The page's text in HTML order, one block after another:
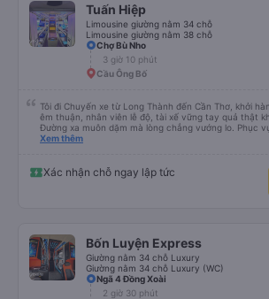
Tuấn Hiệp
Limousine giường nằm 34 chỗ
Limousine giường nằm 38 chỗ
Chợ Bù Nho
3 giờ 10 phút
Cầu Ông Bố
Tôi đi Chuyến xe từ Long Thành đến Cần Thơ, khởi
êm thuận, nhân viên lễ độ, tài xế vững tay quả thật khiến tôi an tâm, mãn ý.
Đường xa muôn dặm mà lòng chẳng vướng lo. Phục
nghiêm cẩn, hiếm thấy giữa thời buổi kim tiền vội vã.
Xem thêm
Xác nhận chỗ ngay lập tức
Bốn Luyện Express
Giường nằm 34 chỗ Luxury
Giường nằm 34 chỗ Luxury (WC)
Ngã 4 Đồng Xoài
2 giờ 30 phút